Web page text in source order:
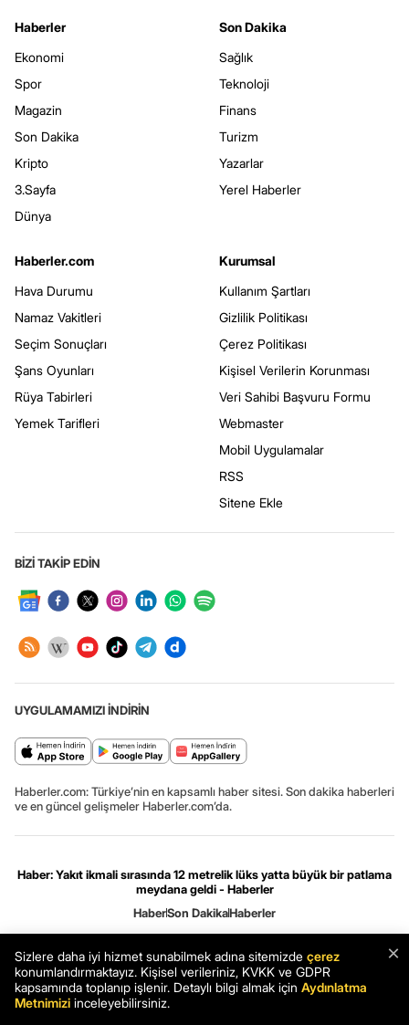
Haberler
Ekonomi
Spor
Magazin
Son Dakika
Kripto
3.Sayfa
Dünya
Son Dakika
Sağlık
Teknoloji
Finans
Turizm
Yazarlar
Yerel Haberler
Haberler.com
Hava Durumu
Namaz Vakitleri
Seçim Sonuçları
Şans Oyunları
Rüya Tabirleri
Yemek Tarifleri
Kurumsal
Kullanım Şartları
Gizlilik Politikası
Çerez Politikası
Kişisel Verilerin Korunması
Veri Sahibi Başvuru Formu
Webmaster
Mobil Uygulamalar
RSS
Sitene Ekle
BİZİ TAKİP EDİN
UYGULAMAMIZI İNDİRİN
Haberler.com: Türkiye’nin en kapsamlı haber sitesi. Son dakika haberleri
ve en güncel gelişmeler Haberler.com’da.
Haber: Yakıt ikmali sırasında 12 metrelik lüks yatta büyük bir patlama
meydana geldi - Haberler
HaberSon DakikaHaberler
Gizlilik ve çerez ayarları [Hata Bildir] 07.08.2026 09:41:39 #7.12# .HCFOK.×
Sizlere daha iyi hizmet sunabilmek adına sitemizde çerez
konumlandırmaktayız. Kişisel verileriniz, KVKK ve GDPR
kapsamında toplanıp işlenir. Detaylı bilgi almak için Aydınlatma
Metnimizi inceleyebilirsiniz.